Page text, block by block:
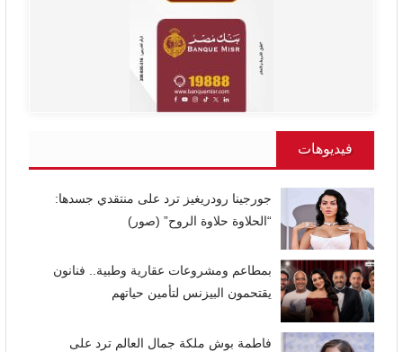
فيديوهات
جورجينا رودريغيز ترد على منتقدي جسدها:
“الحلاوة حلاوة الروح” (صور)
بمطاعم ومشروعات عقارية وطبية.. فنانون
يقتحمون البيزنس لتأمين حياتهم
فاطمة بوش ملكة جمال العالم ترد على